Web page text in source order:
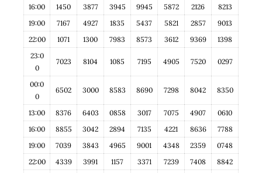
16:00 1450 3877 3945 9945 5872 2126
8213
19:00
7167 4927 1835 5437 5821 2857
9013
22:00
1071 1300 7983 8573 3612 9369
1398
23:0
0
7023 8104 1085 7195 4905 7520 0297
00:0
0
6502 3000 8583 8690 7298 8042 8350
13:00 8376 6403 0858 3017 7075 4907
0610
16:00
8855 3042 2894 7135 4221 8636
7788
19:00
7039 3843 4965 9001 4348 2359
0748
22:00
4339 3991 1157 3371 7239 7408
8842